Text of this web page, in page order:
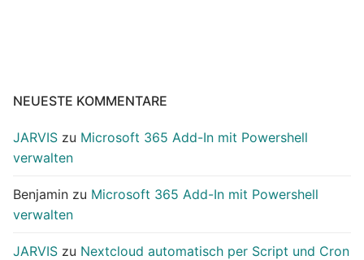
NEUESTE KOMMENTARE
JARVIS zu Microsoft 365 Add-In mit Powershell
verwalten
Benjamin zu Microsoft 365 Add-In mit Powershell
verwalten
JARVIS zu Nextcloud automatisch per Script und Cron